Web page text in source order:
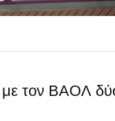
τον ΒΑΟΛ